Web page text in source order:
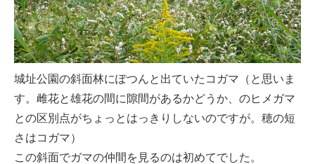
城址公園の斜面林にぽつんと出ていたコガマ（と思いま
す。雌花と雄花の間に隙間があるかどうか、のヒメガマ
との区別点がちょっとはっきりしないのですが。穂の短
さはコガマ）
この斜面でガマの仲間を見るのは初めてでした。